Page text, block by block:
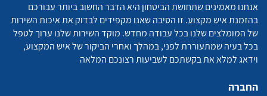
אנחנו מאמינים שתחושת הביטחון היא הדבר החשוב ביותר עבורכם
בהזמנת איש מקצוע. זו הסיבה שאנו מקפידים לבדוק את איכות השירות
של המומלצים שלנו בכל עבודה מחדש. מוקד השירות שלנו ערוך לטפל
בכל בעיה שמתעוררת לפני, במהלך ואחרי הביקור של איש המקצוע,
וידאג למלא את בקשתכם לשביעות רצונכם המלאה
החברה